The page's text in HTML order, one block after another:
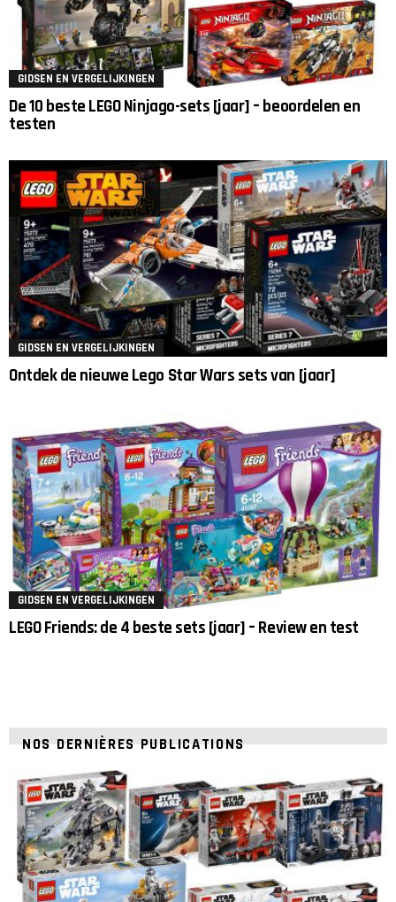
GIDSEN EN VERGELIJKINGEN
De 10 beste LEGO Ninjago-sets [jaar] – beoordelen en
testen
GIDSEN EN VERGELIJKINGEN
Ontdek de nieuwe Lego Star Wars sets van [jaar]
GIDSEN EN VERGELIJKINGEN
LEGO Friends: de 4 beste sets [jaar] – Review en test
NOS DERNIÈRES PUBLICATIONS